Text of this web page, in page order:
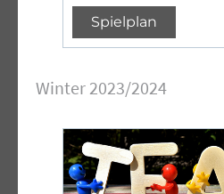
Spielplan
Winter 2023/2024